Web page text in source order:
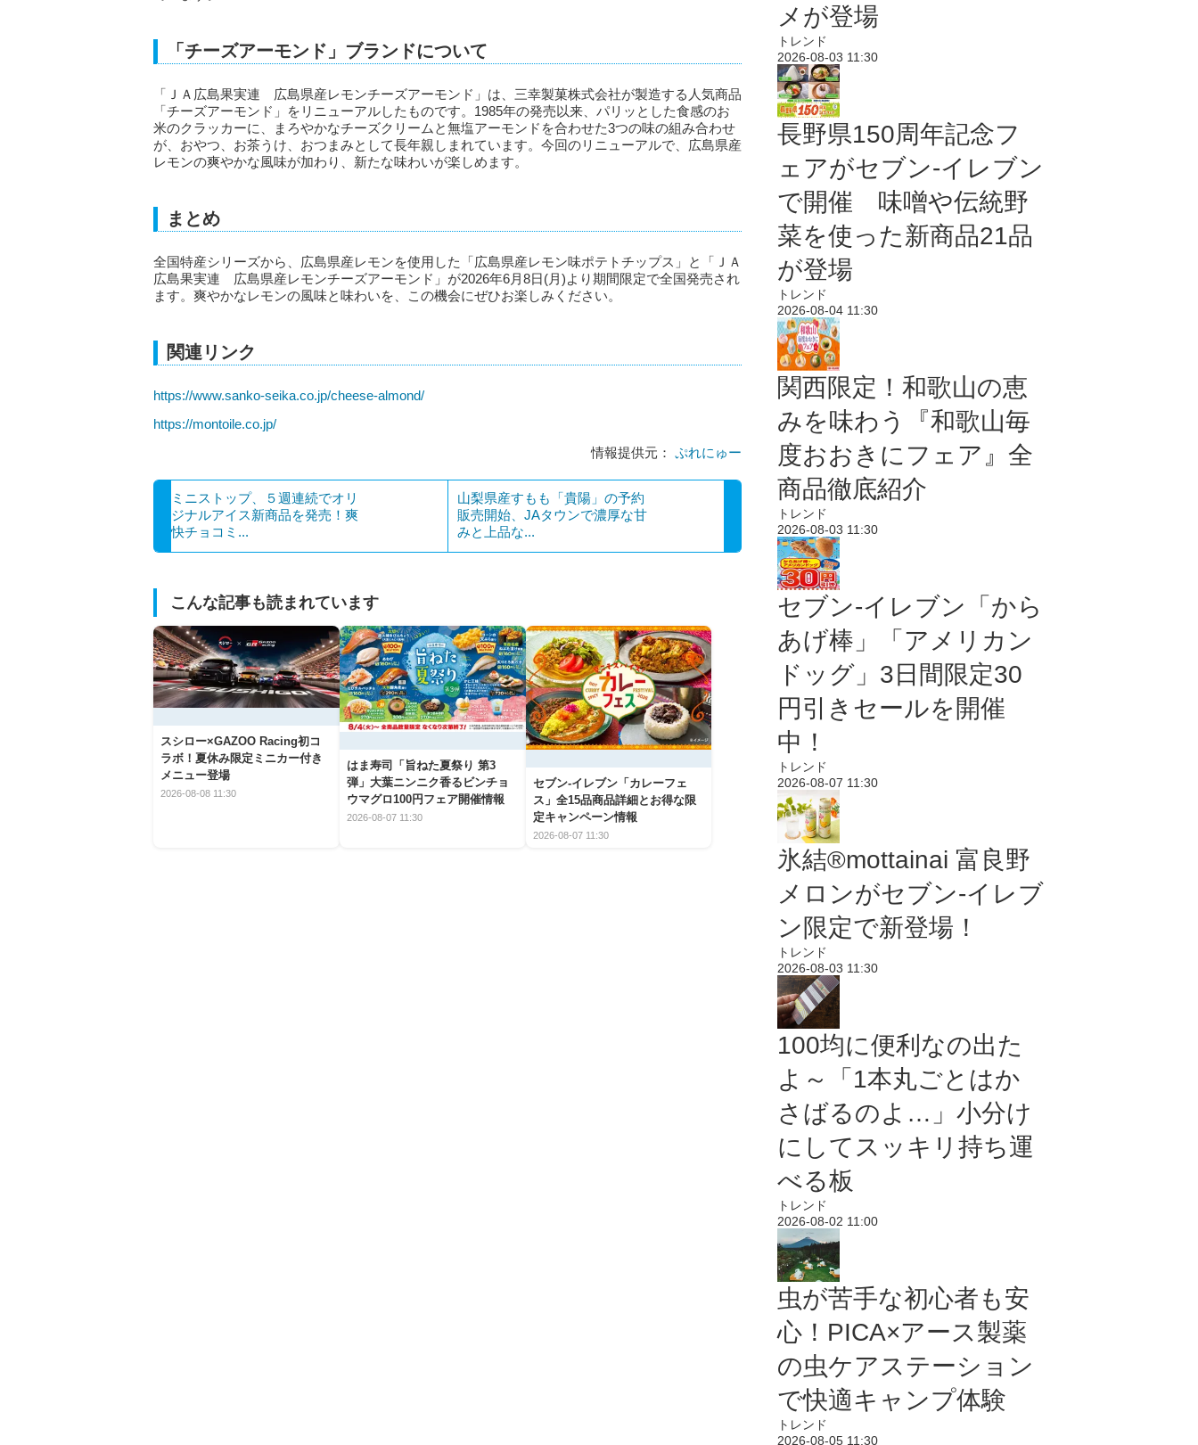
「チーズアーモンド」ブランドについて
「ＪＡ広島果実連 広島県産レモンチーズアーモンド」は、三幸製菓株式会社が製造する人気商品
「チーズアーモンド」をリニューアルしたものです。1985年の発売以来、パリッとした食感のお
米のクラッカーに、まろやかなチーズクリームと無塩アーモンドを合わせた3つの味の組み合わせ
が、おやつ、お茶うけ、おつまみとして長年親しまれています。今回のリニューアルで、広島県産
レモンの爽やかな風味が加わり、新たな味わいが楽しめます。
まとめ
全国特産シリーズから、広島県産レモンを使用した「広島県産レモン味ポテトチップス」と「ＪＡ
広島果実連 広島県産レモンチーズアーモンド」が2026年6月8日(月)より期間限定で全国発売され
ます。爽やかなレモンの風味と味わいを、この機会にぜひお楽しみください。
関連リンク
https://www.sanko-seika.co.jp/cheese-almond/
https://montoile.co.jp/
情報提供元： ぷれにゅー
ミニストップ、５週連続でオリ
ジナルアイス新商品を発売！爽
快チョコミ...
山梨県産すもも「貴陽」の予約
販売開始、JAタウンで濃厚な甘
みと上品な...
こんな記事も読まれています
スシロー×GAZOO Racing初コ
ラボ！夏休み限定ミニカー付き
メニュー登場
2026-08-08 11:30
はま寿司「旨ねた夏祭り 第3
弾」大葉ニンニク香るビンチョ
ウマグロ100円フェア開催情報
2026-08-07 11:30
セブン‐イレブン「カレーフェ
ス」全15品商品詳細とお得な限
定キャンペーン情報
2026-08-07 11:30
メが登場
トレンド
2026-08-03 11:30
長野県150周年記念フ
ェアがセブン-イレブン
で開催 味噌や伝統野
菜を使った新商品21品
が登場
トレンド
2026-08-04 11:30
関西限定！和歌山の恵
みを味わう『和歌山毎
度おおきにフェア』全
商品徹底紹介
トレンド
2026-08-03 11:30
セブン‐イレブン「から
あげ棒」「アメリカン
ドッグ」3日間限定30
円引きセールを開催
中！
トレンド
2026-08-07 11:30
氷結®mottainai 富良野
メロンがセブン‐イレブ
ン限定で新登場！
トレンド
2026-08-03 11:30
100均に便利なの出た
よ～「1本丸ごとはか
さばるのよ…」小分け
にしてスッキリ持ち運
べる板
トレンド
2026-08-02 11:00
虫が苦手な初心者も安
心！PICA×アース製薬
の虫ケアステーション
で快適キャンプ体験
トレンド
2026-08-05 11:30